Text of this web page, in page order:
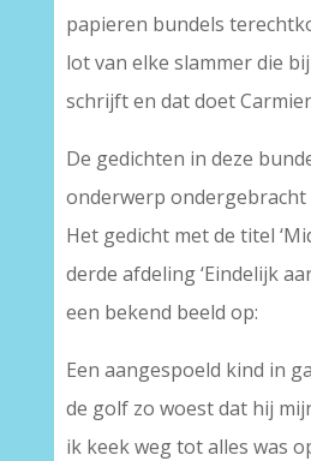
papieren bundels
lot van elke slammer die
schrijft en dat doet
De gedichten in deze
onderwerp
Het gedicht met de titel
derde afdeling ‘Eindelijk
een bekend beeld op:
Een aangespoeld kind in
de golf zo woest dat hij
ik keek weg tot alles was